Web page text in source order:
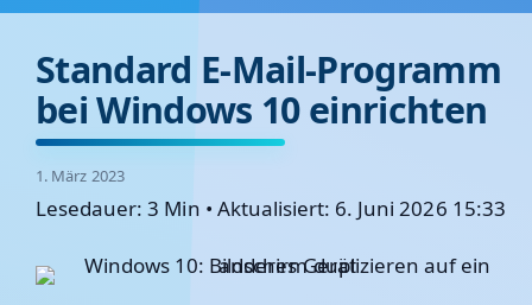
Standard E-Mail-Programm
bei Windows 10 einrichten
1. März 2023
Lesedauer: 3 Min • Aktualisiert: 6. Juni 2026 15:33